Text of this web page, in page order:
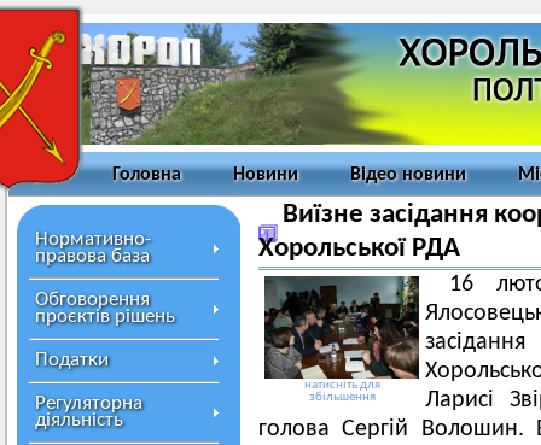
Головна Новини Відео новини
Нормативно-
правова база
Обговорення
проєктів рішень
Податки
Регуляторна
діяльність
Виїзне засідання
Хорольської РДА
натисніть для
збільшення
16
Ларисі
голова Сергій Волошин.